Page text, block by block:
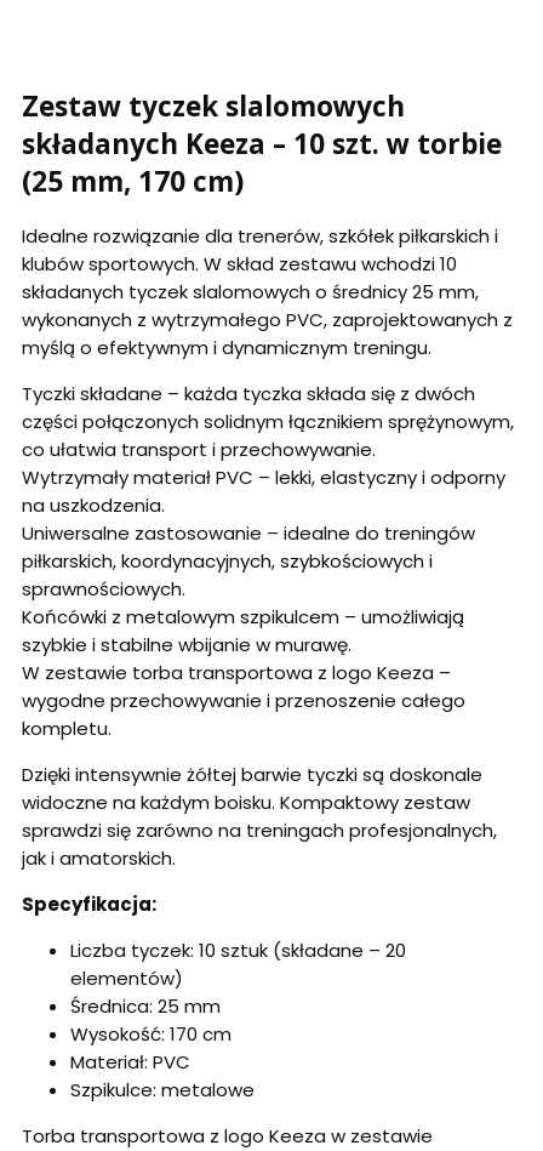
Zestaw tyczek slalomowych
składanych Keeza – 10 szt. w torbie
(25 mm, 170 cm)
Idealne rozwiązanie dla trenerów, szkółek piłkarskich i
klubów sportowych. W skład zestawu wchodzi 10
składanych tyczek slalomowych o średnicy 25 mm,
wykonanych z wytrzymałego PVC, zaprojektowanych z
myślą o efektywnym i dynamicznym treningu.
Tyczki składane – każda tyczka składa się z dwóch
części połączonych solidnym łącznikiem sprężynowym,
co ułatwia transport i przechowywanie.
Wytrzymały materiał PVC – lekki, elastyczny i odporny
na uszkodzenia.
Uniwersalne zastosowanie – idealne do treningów
piłkarskich, koordynacyjnych, szybkościowych i
sprawnościowych.
Końcówki z metalowym szpikulcem – umożliwiają
szybkie i stabilne wbijanie w murawę.
W zestawie torba transportowa z logo Keeza –
wygodne przechowywanie i przenoszenie całego
kompletu.
Dzięki intensywnie żółtej barwie tyczki są doskonale
widoczne na każdym boisku. Kompaktowy zestaw
sprawdzi się zarówno na treningach profesjonalnych,
jak i amatorskich.
Specyfikacja:
Liczba tyczek: 10 sztuk (składane – 20
elementów)
Średnica: 25 mm
Wysokość: 170 cm
Materiał: PVC
Szpikulce: metalowe
Torba transportowa z logo Keeza w zestawie